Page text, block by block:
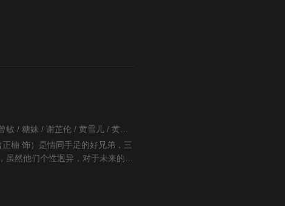
楠 饰）是情同手足的好兄弟，三
然他们个性迥异，对于未来的规